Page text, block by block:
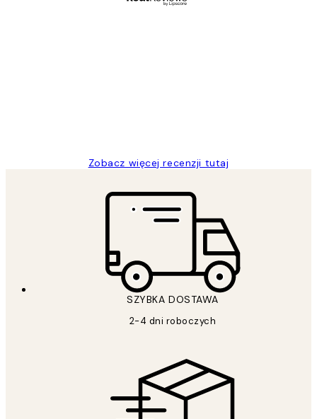
Zobacz więcej recenzji tutaj
SZYBKA DOSTAWA
2-4 dni roboczych